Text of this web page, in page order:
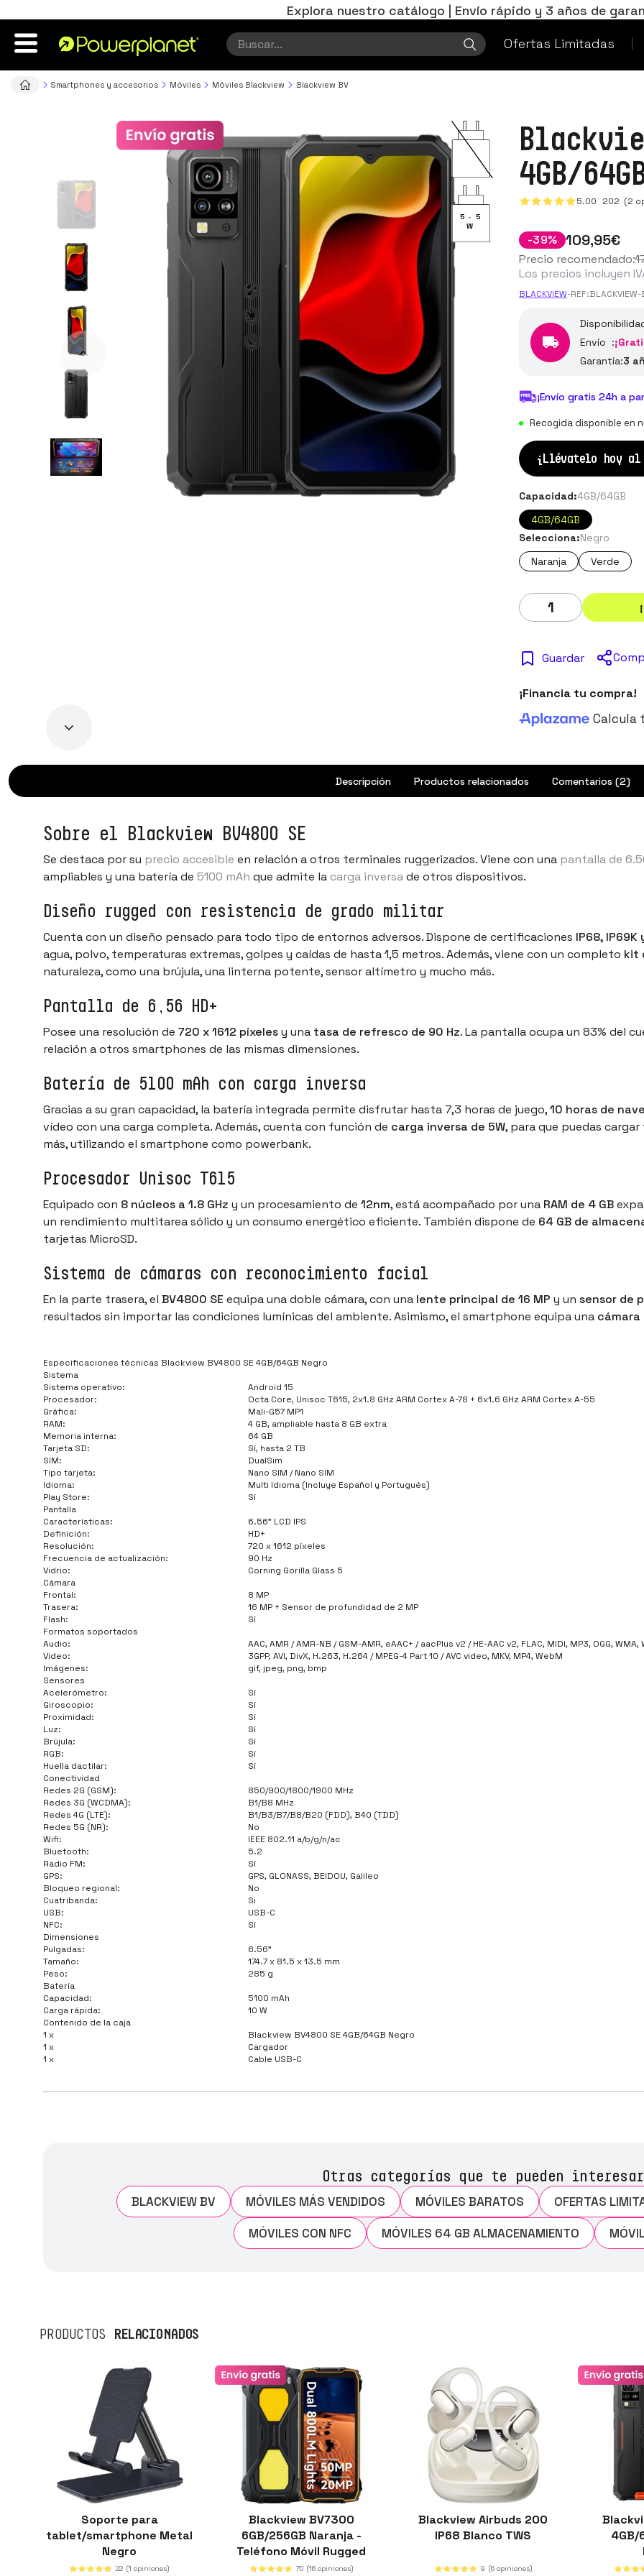
Explora nuestro catálogo | Envío rápido y 3 años de
Ofertas Limitadas
Smartphones y accesorios Móviles Móviles Blackview Blackview BV
5 - 5
W
4GB/
5.00 202 (2
-39% 109,95€
Precio recomendado:
Los precios incluyen
BLACKVIEW-REF:
Envío :
Garantía:3
¡Envío gratis 24h a
Recogida disponible en
¡Llévatelo hoy
Capacidad:4GB/64GB
4GB/64GB
Selecciona:Negro
Naranja
Verde
Guardar
¡Financia tu compra!
Calcula
Descripción Productos relacionados Comentarios (2)
Sobre el Blackview BV4800 SE
Se destaca por su precio accesible en relación a otros terminales ruggerizados. Viene con una pantalla de
ampliables y una batería de 5100 mAh que admite la carga inversade otros dispositivos.
Diseño rugged con resistencia de grado militar
Cuenta con un diseño pensado para todo tipo de entornos adversos. Dispone de certificaciones IP68, IP69K
agua, polvo, temperaturas extremas, golpes y caídas de hasta 1,5 metros. Además, viene con un completo kit
naturaleza, como una brújula, una linterna potente, sensor altímetro y mucho más.
Pantalla de 6,56 HD+
Posee una resolución de 720 x 1612 píxelesy una tasa de refresco de 90 Hz. La pantalla ocupa un 83% del
relación a otros smartphones de las mismas dimensiones.
Batería de 5100 mAh con carga inversa
Gracias a su gran capacidad, la batería integrada permite disfrutar hasta 7,3 horas de juego,10 horas de
vídeo con una carga completa. Además, cuenta con función de carga inversa de 5W, para que puedas
más, utilizando el smartphone como powerbank.
Procesador Unisoc T615
Equipado con 8 núcleos a 1.8 GHz y un procesamiento de 12nm, está acompañado por una RAM de 4 GB
un rendimiento multitarea sólido y un consumo energético eficiente. También dispone de 64 GB de
tarjetas MicroSD.
Sistema de cámaras con reconocimiento facial
En la parte trasera, el BV4800 SE equipa una doble cámara, con una lente principal de 16 MP y un sensor de
resultados sin importar las condiciones lumínicas del ambiente. Asimismo, el smartphone equipa una
Especificaciones técnicas Blackview BV4800 SE 4GB/64GB Negro
Sistema
Sistema operativo:
Android 15
Procesador:
Octa Core, Unisoc T615, 2x1.8 GHz ARM Cortex A-78 + 6x1.6 GHz ARM Cortex A-55
Gráfica:
Mali-G57 MP1
RAM:
4 GB, ampliable hasta 8 GB extra
Memoria interna:
64 GB
Tarjeta SD:
Sí, hasta 2 TB
SIM:
DualSim
Tipo tarjeta:
Nano SIM / Nano SIM
Idioma:
Multi Idioma (Incluye Español y Portugués)
Play Store:
Sí
Pantalla
Características:
6.56" LCD IPS
Definición:
HD+
Resolución:
720 x 1612 píxeles
Frecuencia de actualización:
90 Hz
Vidrio:
Corning Gorilla Glass 5
Cámara
Frontal:
8 MP
Trasera:
16 MP + Sensor de profundidad de 2 MP
Flash:
Sí
Formatos soportados
Audio:
AAC, AMR / AMR-NB / GSM-AMR, eAAC+ / aacPlus v2 / HE-AAC v2, FLAC, MIDI, MP3, OGG, WMA,
Video:
3GPP, AVI, DivX, H.263, H.264 / MPEG-4 Part 10 / AVC video, MKV, MP4, WebM
Imágenes:
gif, jpeg, png, bmp
Sensores
Acelerómetro:
Sí
Giroscopio:
Sí
Proximidad:
Sí
Luz:
Sí
Brújula:
Sí
RGB:
Sí
Huella dactilar:
Sí
Conectividad
Redes 2G (GSM):
850/900/1800/1900 MHz
Redes 3G (WCDMA):
B1/B8 MHz
Redes 4G (LTE):
B1/B3/B7/B8/B20 (FDD), B40 (TDD)
Redes 5G (NR):
No
Wifi:
IEEE 802.11 a/b/g/n/ac
Bluetooth:
5.2
Radio FM:
Sí
GPS:
GPS, GLONASS, BEIDOU, Galileo
Bloqueo regional:
No
Cuatribanda:
Si
USB:
USB-C
NFC:
Sí
Dimensiones
Pulgadas:
6.56"
Tamaño:
174.7 x 81.5 x 13.5 mm
Peso:
285 g
Batería
Capacidad:
5100 mAh
Carga rápida:
10 W
Contenido de la caja
1 x
Blackview BV4800 SE 4GB/64GB Negro
1 x
Cargador
1 x
Cable USB-C
Otras categorías que te pueden interesar
BLACKVIEW BV MÓVILES MÁS VENDIDOS MÓVILES BARATOS
OFERTAS
MÓVILES CON NFC
MÓVILES 64 GB ALMACENAMIENTO
PRODUCTOS RELACIONADOS
Soporte para
tablet/smartphone Metal
Negro
22 (1 opiniones)
Blackview BV7300
6GB/256GB Naranja -
Teléfono Móvil Rugged
con Luz de camping
70 (16 opiniones)
Blackview Airbuds 200
IP68 Blanco TWS
9 (6 opiniones)
4GB/